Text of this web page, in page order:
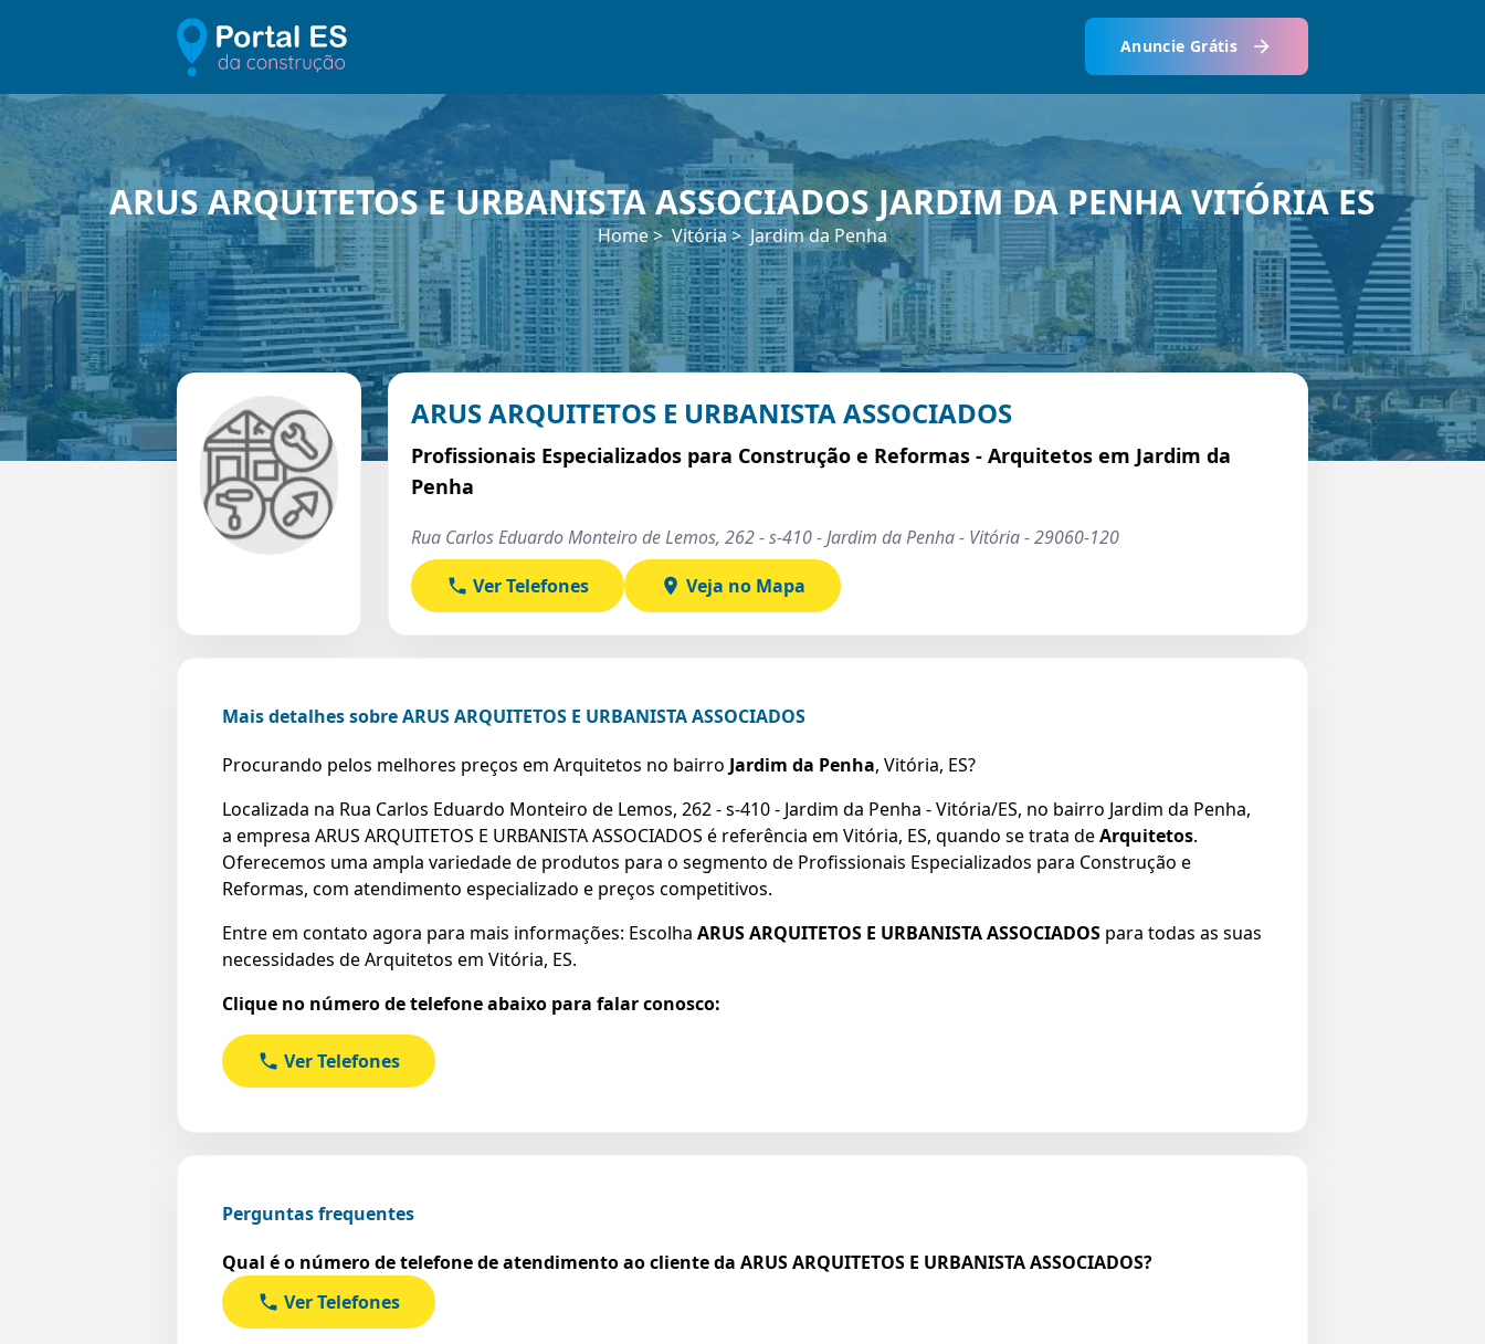
Anuncie Grátis
ARUS ARQUITETOS E URBANISTA ASSOCIADOS JARDIM DA PENHA VITÓRIA ES
Home Vitória Jardim da Penha
ARUS ARQUITETOS E URBANISTA ASSOCIADOS
Profissionais Especializados para Construção e Reformas - Arquitetos em Jardim da
Penha
Rua Carlos Eduardo Monteiro de Lemos, 262 - s-410 - Jardim da Penha - Vitória - 29060-120
Ver Telefones
Veja no Mapa
Mais detalhes sobre ARUS ARQUITETOS E URBANISTA ASSOCIADOS
Procurando pelos melhores preços em Arquitetos no bairro Jardim da Penha, Vitória, ES?
Localizada na Rua Carlos Eduardo Monteiro de Lemos, 262 - s-410 - Jardim da Penha - Vitória/ES, no bairro Jardim da Penha,
a empresa ARUS ARQUITETOS E URBANISTA ASSOCIADOS é referência em Vitória, ES, quando se trata deArquitetos.
Oferecemos uma ampla variedade de produtos para o segmento de Profissionais Especializados para Construção e
Reformas, com atendimento especializado e preços competitivos.
Entre em contato agora para mais informações: Escolha ARUS ARQUITETOS E URBANISTA ASSOCIADOS para todas as suas
necessidades de Arquitetos em Vitória, ES.
Clique no número de telefone abaixo para falar conosco:
Ver Telefones
Perguntas frequentes
Qual é o número de telefone de atendimento ao cliente da ARUS ARQUITETOS E URBANISTA ASSOCIADOS?
Ver Telefones